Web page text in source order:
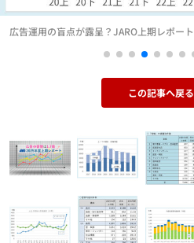
広告運用の盲点が露呈？JARO上期レポー
この記事へ戻る